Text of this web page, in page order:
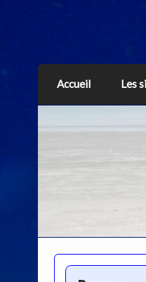
Accueil Les